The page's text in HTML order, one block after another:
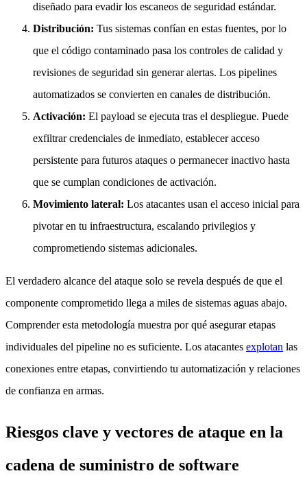
diseñado para evadir los escaneos de seguridad estándar.
Distribución: Tus sistemas confían en estas fuentes, por lo
que el código contaminado pasa los controles de calidad y
revisiones de seguridad sin generar alertas. Los pipelines
automatizados se convierten en canales de distribución.
Activación: El payload se ejecuta tras el despliegue. Puede
exfiltrar credenciales de inmediato, establecer acceso
persistente para futuros ataques o permanecer inactivo hasta
que se cumplan condiciones de activación.
Movimiento lateral: Los atacantes usan el acceso inicial para
pivotar en tu infraestructura, escalando privilegios y
comprometiendo sistemas adicionales.
El verdadero alcance del ataque solo se revela después de que el
componente comprometido llega a miles de sistemas aguas abajo.
Comprender esta metodología muestra por qué asegurar etapas
individuales del pipeline no es suficiente. Los atacantes explotan las
conexiones entre etapas, convirtiendo tu automatización y relaciones
de confianza en armas.
Riesgos clave y vectores de ataque en la
cadena de suministro de software